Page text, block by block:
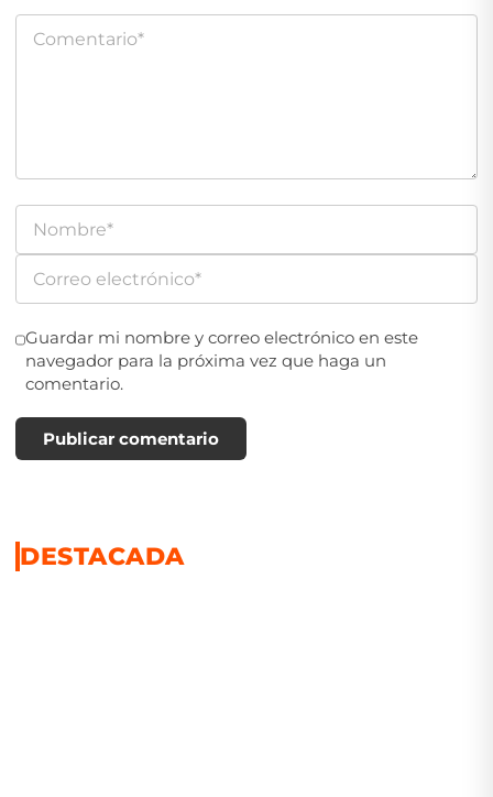
Guardar mi nombre y correo electrónico en este
navegador para la próxima vez que haga un
comentario.
Publicar comentario
DESTACADA